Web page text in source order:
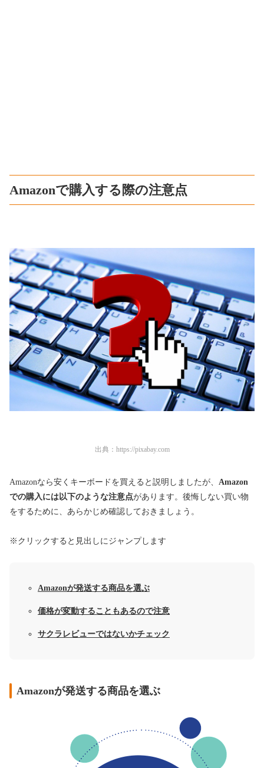
Amazonで購入する際の注意点
出典： https://pixabay.com
Amazonなら安くキーボードを買えると説明しましたが、 Amazon
での購入には以下のような注意点があります。後悔しない買い物
をするために、あらかじめ確認しておきましょう。
※クリックすると見出しにジャンプします
Amazonが発送する商品を選ぶ
価格が変動することもあるので注意
サクラレビューではないかチェック
Amazonが発送する商品を選ぶ